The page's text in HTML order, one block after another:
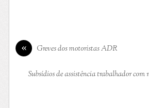
« Greves dos motoristas ADR
Subsídios de assistência trabalhador com